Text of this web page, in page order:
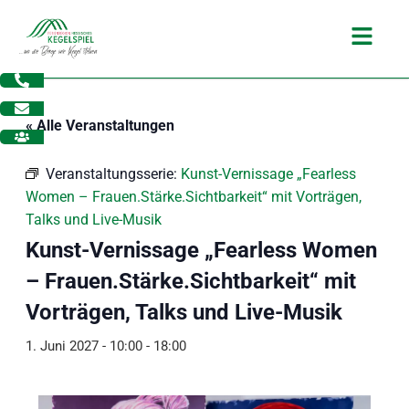
Inhalt
springen
Main
« Alle Veranstaltungen
Veranstaltungsserie: Kunst-Vernissage „Fearless
Women – Frauen.Stärke.Sichtbarkeit“ mit Vorträgen,
Talks und Live-Musik
Kunst-Vernissage „Fearless Women
– Frauen.Stärke.Sichtbarkeit“ mit
Vorträgen, Talks und Live-Musik
1. Juni 2027 - 10:00- 18:00